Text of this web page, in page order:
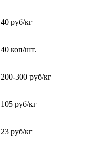
40 руб/кг
40 коп/шт.
200-300 руб/кг
105 руб/кг
23 руб/кг